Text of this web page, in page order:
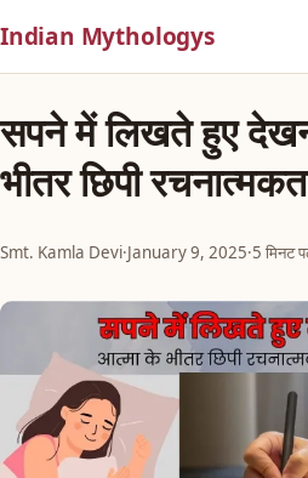
Indian Mythologys
सपने में लिखते हुए
भीतर छिपी
Smt. Kamla Devi·January 9, 2025·5 मिनट